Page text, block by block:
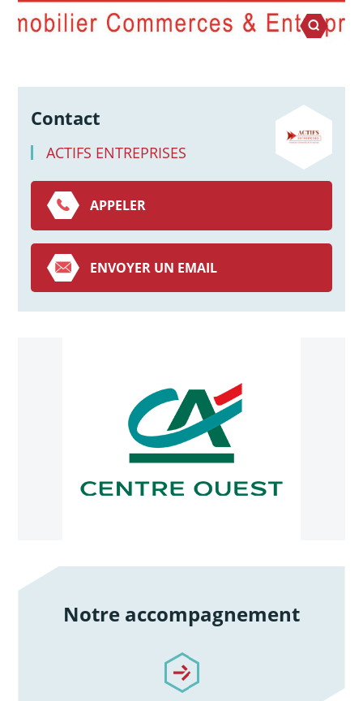
Contact
ACTIFS ENTREPRISES
APPELER
ENVOYER UN EMAIL
Notre accompagnement
/notre-accompagnement